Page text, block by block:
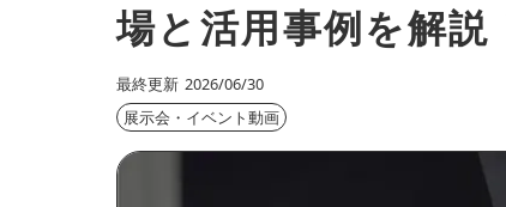
場と活用事例を解説
最終更新 2026/06/30
展示会・イベント動画